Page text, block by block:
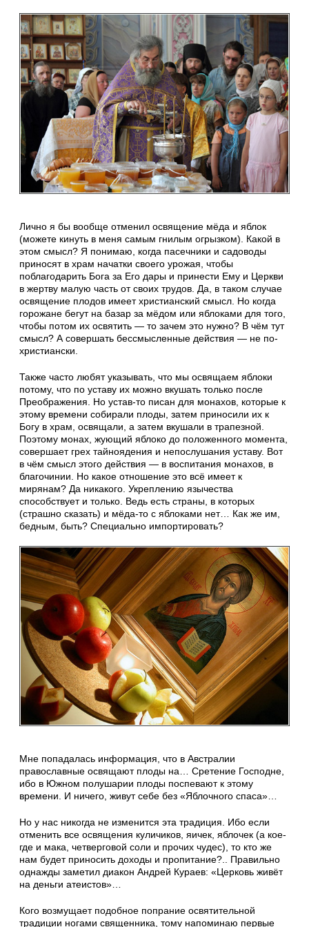
Лично я бы вообще отменил освящение мёда и яблок
(можете кинуть в меня самым гнилым огрызком). Какой в
этом смысл? Я понимаю, когда пасечники и садоводы
приносят в храм начатки своего урожая, чтобы
поблагодарить Бога за Его дары и принести Ему и Церкви
в жертву малую часть от своих трудов. Да, в таком случае
освящение плодов имеет христианский смысл. Но когда
горожане бегут на базар за мёдом или яблоками для того,
чтобы потом их освятить — то зачем это нужно? В чём тут
смысл? А совершать бессмысленные действия — не по-
христиански.
Также часто любят указывать, что мы освящаем яблоки
потому, что по уставу их можно вкушать только после
Преображения. Но устав-то писан для монахов, которые к
этому времени собирали плоды, затем приносили их к
Богу в храм, освящали, а затем вкушали в трапезной.
Поэтому монах, жующий яблоко до положенного момента,
совершает грех тайноядения и непослушания уставу. Вот
в чём смысл этого действия — в воспитания монахов, в
благочинии. Но какое отношение это всё имеет к
мирянам? Да никакого. Укреплению язычества
способствует и только. Ведь есть страны, в которых
(страшно сказать) и мёда-то с яблоками нет… Как же им,
бедным, быть? Специально импортировать?
Мне попадалась информация, что в Австралии
православные освящают плоды на… Сретение Господне,
ибо в Южном полушарии плоды поспевают к этому
времени. И ничего, живут себе без «Яблочного спаса»…
Но у нас никогда не изменится эта традиция. Ибо если
отменить все освящения куличиков, яичек, яблочек (а кое-
где и мака, четверговой соли и прочих чудес), то кто же
нам будет приносить доходы и пропитание?.. Правильно
однажды заметил диакон Андрей Кураев: «Церковь живёт
на деньги атеистов»…
Кого возмущает подобное попрание освятительной
традиции ногами священника, тому напоминаю первые